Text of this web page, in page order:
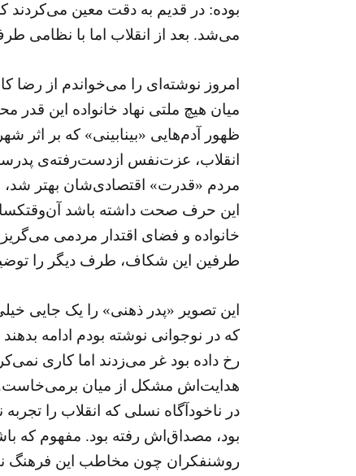
بوده: در قدیم به دقت معین می‌کردند
می‌شد. بعد از انقلاب اما با نظامی
امروز نوشته‌ای را می‌خواندم از رضا
میان هیچ ملتی نهاد خانواده این
ظهور آدم‌هایی «بینابینی» که بر اثر
انقلاب، عزت‌نفس از‌دست‌رفته‌ی
مردم «قدرت» اقتصادی‌شان بهتر شد،
این حرف صحت داشته باشد
خانواده و فضای اقتدار مردمی
طرفین این شکاف، طرف دیگر را
این تصویر «پدر ذهنی» را یک جایی
که در نوجوانی نوشته بودم ادامه
رخ داده بود غر می‌زدند اما کاری
هدایت‌اش مشکل از میان برمی‌خاست.
در ناخودآگاه نسلی که انقلاب را
بود، مصداق‌اش رفته بود. مفهوم که
روشنفکران چون مخاطب این فرهنگ